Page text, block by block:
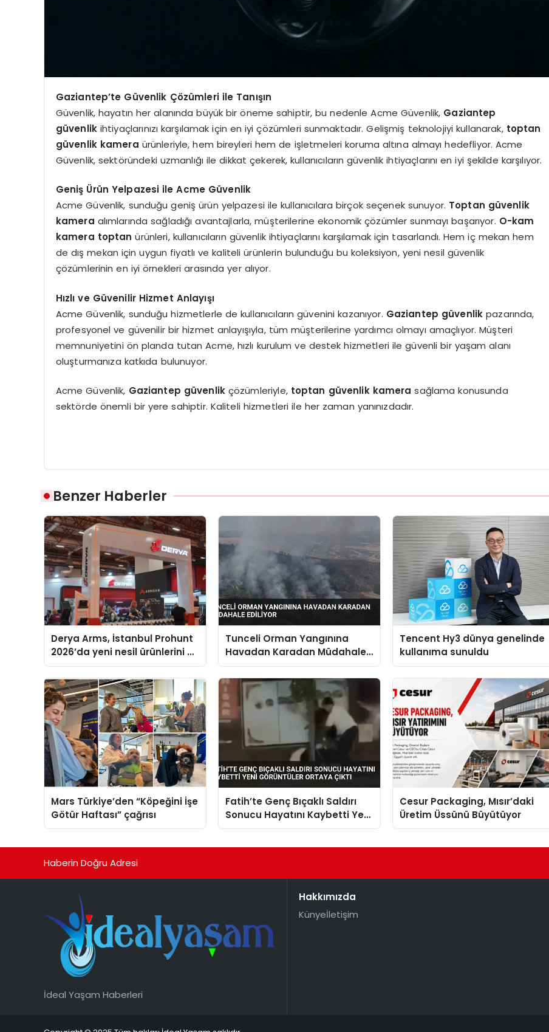
Gaziantep’te Güvenlik Çözümleri ile Tanışın
Güvenlik, hayatın her alanında büyük bir öneme sahiptir, bu nedenle Acme Güvenlik, Gaziantep
güvenlikihtiyaçlarınızı karşılamak için en iyi çözümleri sunmaktadır. Gelişmiş teknolojiyi kullanarak, toptan
güvenlik kamera ürünleriyle, hem bireyleri hem de işletmeleri koruma altına almayı hedefliyor. Acme
Güvenlik, sektöründeki uzmanlığı ile dikkat çekerek, kullanıcıların güvenlik ihtiyaçlarını en iyi şekilde karşılıyor.
Geniş Ürün Yelpazesi ile Acme Güvenlik
Acme Güvenlik, sunduğu geniş ürün yelpazesi ile kullanıcılara birçok seçenek sunuyor. Toptan güvenlik
kamera alımlarında sağladığı avantajlarla, müşterilerine ekonomik çözümler sunmayı başarıyor. O-kam
kamera toptan ürünleri, kullanıcıların güvenlik ihtiyaçlarını karşılamak için tasarlandı. Hem iç mekan hem
de dış mekan için uygun fiyatlı ve kaliteli ürünlerin bulunduğu bu koleksiyon, yeni nesil güvenlik
çözümlerinin en iyi örnekleri arasında yer alıyor.
Hızlı ve Güvenilir Hizmet Anlayışı
Acme Güvenlik, sunduğu hizmetlerle de kullanıcıların güvenini kazanıyor. Gaziantep güvenlik pazarında,
profesyonel ve güvenilir bir hizmet anlayışıyla, tüm müşterilerine yardımcı olmayı amaçlıyor. Müşteri
memnuniyetini ön planda tutan Acme, hızlı kurulum ve destek hizmetleri ile güvenli bir yaşam alanı
oluşturmanıza katkıda bulunuyor.
Acme Güvenlik, Gaziantep güvenlikçözümleriyle, toptan güvenlik kamera sağlama konusunda
sektörde önemli bir yere sahiptir. Kaliteli hizmetleri ile her zaman yanınızdadır.
Benzer Haberler
Derya Arms, İstanbul Prohunt
2026’da yeni nesil ürünlerini ve
global marka vizyonunu
sergiledi
Tunceli Orman Yangınına
Havadan Karadan Müdahale
Ediliyor
Tencent Hy3 dünya genelinde
kullanıma sunuldu
Mars Türkiye’den “Köpeğini İşe
Götür Haftası” çağrısı
Fatih’te Genç Bıçaklı Saldırı
Sonucu Hayatını Kaybetti Yeni
Görüntüler Ortaya Çıktı
Cesur Packaging, Mısır’daki
Üretim Üssünü Büyütüyor
Haberin Doğru Adresi
İdeal Yaşam Haberleri
Hakkımızda
Künyeİletişim